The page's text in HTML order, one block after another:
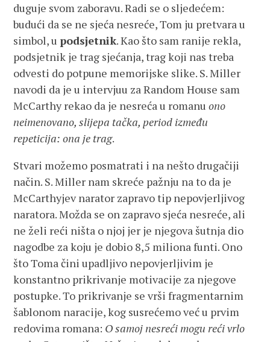
duguje svom zaboravu. Radi se o sljedećem:
budući da se ne sjeća nesreće, Tom ju pretvara u
simbol, u podsjetnik. Kao što sam ranije rekla,
podsjetnik je trag sjećanja, trag koji nas treba
odvesti do potpune memorijske slike. S. Miller
navodi da je u intervjuu za Random House sam
McCarthy rekao da je nesreća u romanuono
neimenovano, slijepa tačka, period između
repeticija: ona je trag.
Stvari možemo posmatrati i na nešto drugačiji
način. S. Miller nam skreće pažnju na to da je
McCarthyjev narator zapravo tip nepovjerljivog
naratora. Možda se on zapravo sjeća nesreće, ali
ne želi reći ništa o njoj jer je njegova šutnja dio
nagodbe za koju je dobio 8,5 miliona funti. Ono
što Toma čini upadljivo nepovjerljivim je
konstantno prikrivanje motivacije za njegove
postupke. To prikrivanje se vrši fragmentarnim
šablonom naracije, kog susrećemo već u prvim
redovima romana: O samoj nesreći mogu reći vrlo